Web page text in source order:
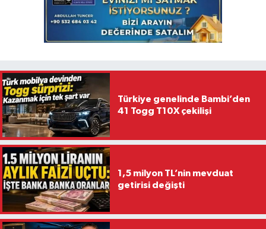
Türkiye genelinde Bambi’den
41 Togg T10X çekilişi
1,5 milyon TL’nin mevduat
getirisi değişti